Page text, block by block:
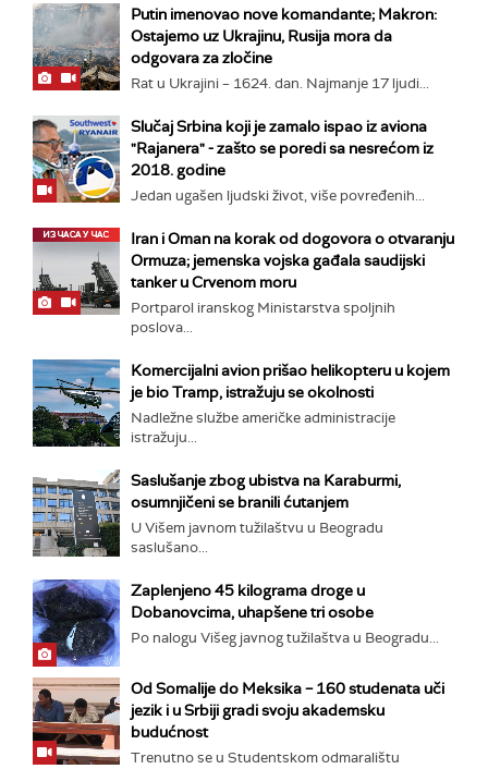
Putin imenovao nove komandante; Makron:
Ostajemo uz Ukrajinu, Rusija mora da
odgovara za zločine
Rat u Ukrajini – 1624. dan. Najmanje 17 ljudi...
Slučaj Srbina koji je zamalo ispao iz aviona
"Rajanera" - zašto se poredi sa nesrećom iz
2018. godine
Jedan ugašen ljudski život, više povređenih...
Iran i Oman na korak od dogovora o otvaranju
Ormuza; jemenska vojska gađala saudijski
tanker u Crvenom moru
Portparol iranskog Ministarstva spoljnih
poslova...
Komercijalni avion prišao helikopteru u kojem
je bio Tramp, istražuju se okolnosti
Nadležne službe američke administracije
istražuju...
Saslušanje zbog ubistva na Karaburmi,
osumnjičeni se branili ćutanjem
U Višem javnom tužilaštvu u Beogradu
saslušano...
Zaplenjeno 45 kilograma droge u
Dobanovcima, uhapšene tri osobe
Po nalogu Višeg javnog tužilaštva u Beogradu...
Od Somalije do Meksika – 160 studenata uči
jezik i u Srbiji gradi svoju akademsku
budućnost
Trenutno se u Studentskom odmaralištu